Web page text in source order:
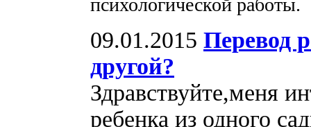
психологической работы.
09.01.2015 Перевод
другой?
Здравствуйте,меня
ребенка из одного